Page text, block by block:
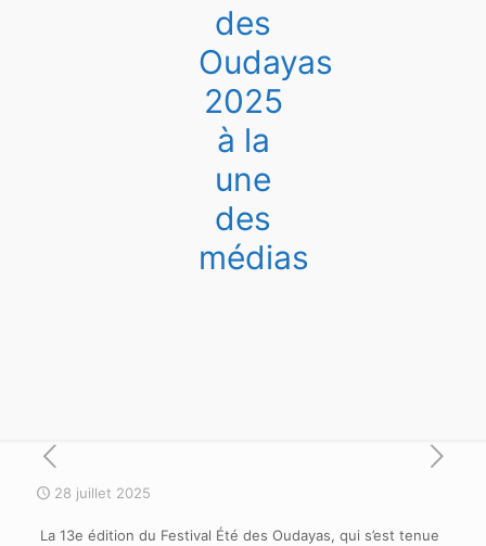
des
Oudayas
2025
à la
une
des
médias
28 juillet 2025
La 13e édition du Festival Été des Oudayas, qui s’est tenue